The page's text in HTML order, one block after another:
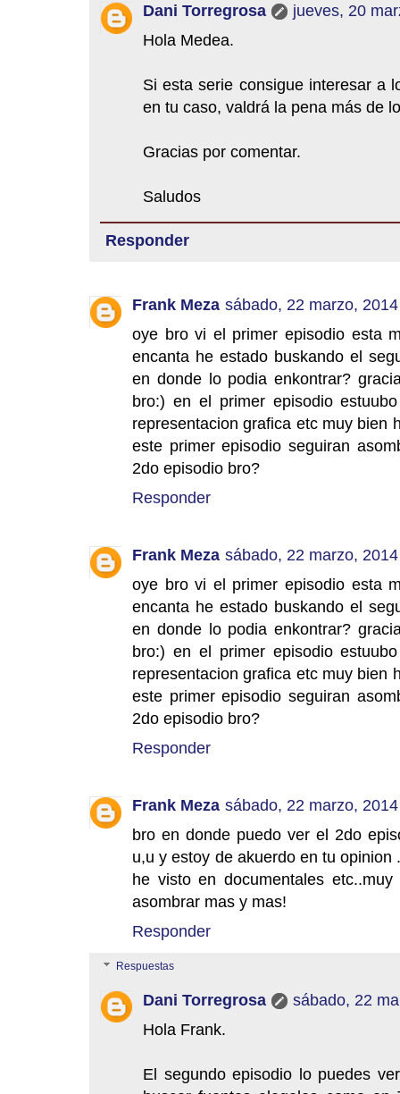
Dani Torregrosa
jueves, 20
Hola Medea.
Si esta serie consigue interesar a
en tu caso, valdrá la pena más de
Gracias por comentar.
Saludos
Responder
Frank Meza sábado, 22 marzo, 2014
oye bro vi el primer episodio esta
encanta he estado buskando el
en donde lo podia enkontrar?
bro:) en el primer episodio
representacion grafica etc muy bien
este primer episodio seguiran
2do episodio bro?
Responder
Frank Meza sábado, 22 marzo, 2014
oye bro vi el primer episodio esta
encanta he estado buskando el
en donde lo podia enkontrar?
bro:) en el primer episodio
representacion grafica etc muy bien
este primer episodio seguiran
2do episodio bro?
Responder
Frank Meza sábado, 22 marzo, 2014
bro en donde puedo ver el 2do
u,u y estoy de akuerdo en tu
he visto en documentales
asombrar mas y mas!
Responder
Respuestas
Dani Torregrosa
sábado, 22
Hola Frank.
El segundo episodio lo puedes